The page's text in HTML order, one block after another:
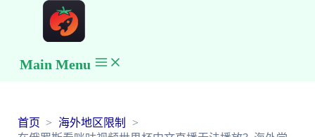
Main Menu
首页
海外地区限制